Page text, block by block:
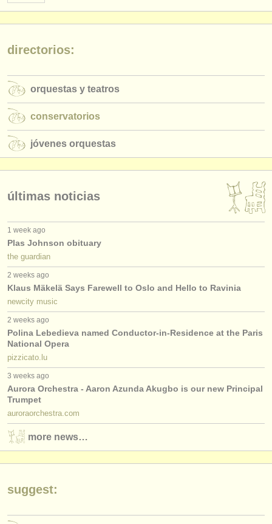
directorios:
orquestas y teatros
conservatorios
jóvenes orquestas
últimas noticias
1 week ago
Plas Johnson obituary
the guardian
2 weeks ago
Klaus Mäkelä Says Farewell to Oslo and Hello to Ravinia
newcity music
2 weeks ago
Polina Lebedieva named Conductor-in-Residence at the Paris
National Opera
pizzicato.lu
3 weeks ago
Aurora Orchestra - Aaron Azunda Akugbo is our new Principal
Trumpet
auroraorchestra.com
more news…
suggest: